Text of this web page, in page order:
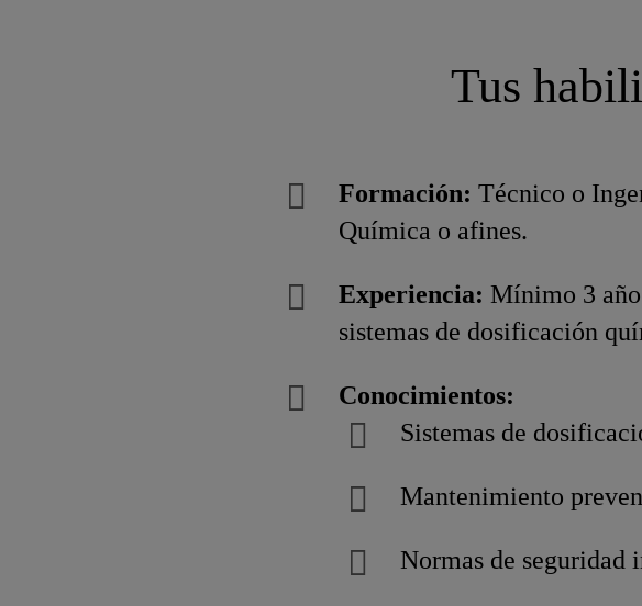
Tus
Formación: Técnico o
Química o afines.
Experiencia: Mínimo 3
sistemas de dosificación
Conocimientos:
Sistemas de
Mantenimiento
Normas de seguridad